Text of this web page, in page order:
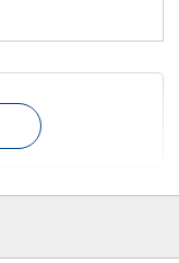
レスポンスが早い